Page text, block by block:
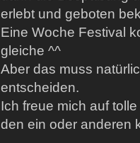
erlebt und geboten
Eine Woche Festival
gleiche ^^
Aber das muss
entscheiden.
Ich freue mich auf
den ein oder anderen